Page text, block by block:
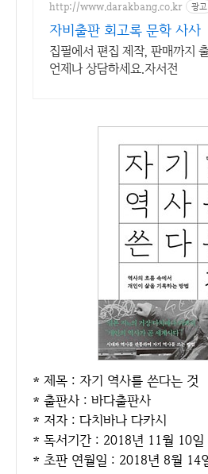
전. 영원히 기록될 최고의 유산.
http://www.darakbang.co.kr 광고
자비출판 회고록 문학 사사
집필에서 편집 제작, 판매까지
언제나 상담하세요.자서전
* 제목 : 자기 역사를 쓴다는 것
* 출판사 : 바다출판사
* 저자 : 다치바나 다카시
* 독서기간 : 2018년 11월 10일
* 초판 연월일 : 2018년 8월 14